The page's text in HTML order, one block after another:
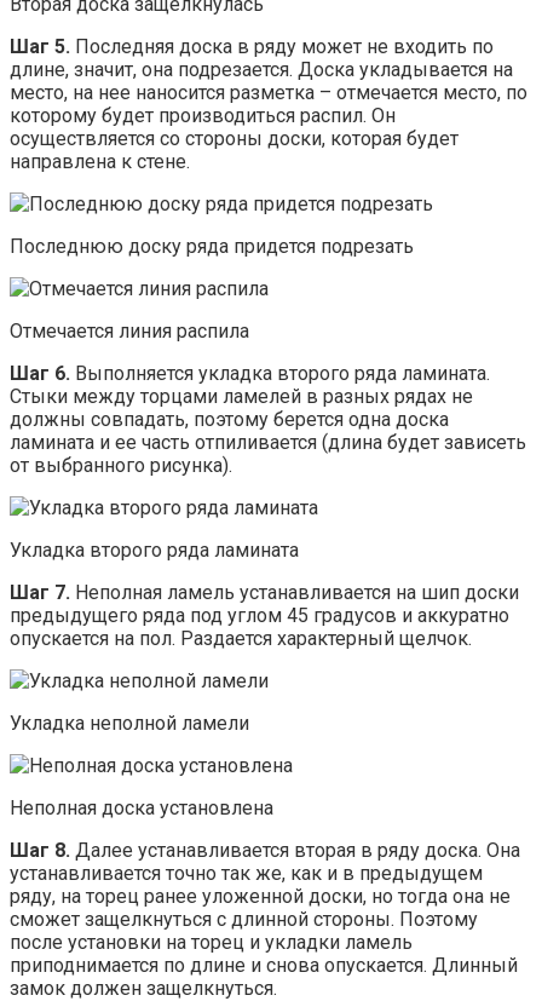
Шаг 5. Последняя доска в ряду может не входить по
длине, значит, она подрезается. Доска укладывается на
место, на нее наносится разметка – отмечается место, по
которому будет производиться распил. Он
осуществляется со стороны доски, которая будет
направлена к стене.
Последнюю доску ряда придется подрезать
Отмечается линия распила
Шаг 6. Выполняется укладка второго ряда ламината.
Стыки между торцами ламелей в разных рядах не
должны совпадать, поэтому берется одна доска
ламината и ее часть отпиливается (длина будет зависеть
от выбранного рисунка).
Укладка второго ряда ламината
Шаг 7. Неполная ламель устанавливается на шип доски
предыдущего ряда под углом 45 градусов и аккуратно
опускается на пол. Раздается характерный щелчок.
Укладка неполной ламели
Неполная доска установлена
Шаг 8. Далее устанавливается вторая в ряду доска. Она
устанавливается точно так же, как и в предыдущем
ряду, на торец ранее уложенной доски, но тогда она не
сможет защелкнуться с длинной стороны. Поэтому
после установки на торец и укладки ламель
приподнимается по длине и снова опускается. Длинный
замок должен защелкнуться.